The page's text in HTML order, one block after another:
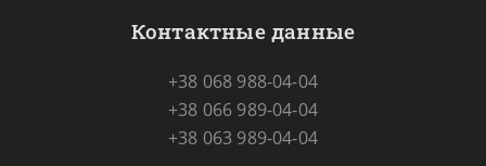
Контактные данные
+38 068 988-04-04
+38 066 989-04-04
+38 063 989-04-04